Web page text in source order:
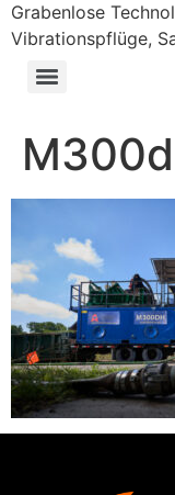
Grabenlose
Vibrationspflüge,